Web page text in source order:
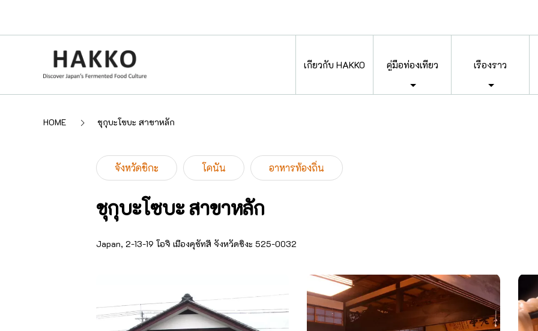
เกี่ยวกับ HAKKO คู่มือท่องเที่ยว เรื่องราว
HOME ชุกุบะโซบะ สาขาหลัก
จังหวัดชิกะ โคนัน อาหารท้องถิ่น
ชุกุบะโซบะ สาขาหลัก
Japan, 2-13-19 โอจิ เมืองคุซัทสึ จังหวัดชิงะ 525-0032